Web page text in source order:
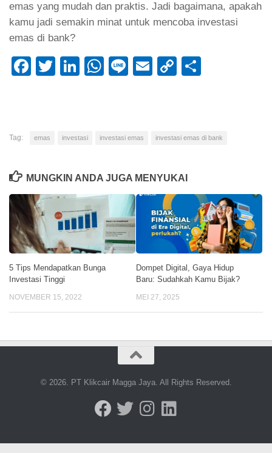
emas yang mudah dan praktis. Jadi bagaimana, apakah
kamu jadi semakin minat untuk mencoba investasi
emas di bank?
Facebook
TwitterLinkedIn
WhatsApp
LineEmailCopy
Tag: emas investasi investasi emas investasi emas di bank
MUNGKIN ANDA JUGA MENYUKAI
5 Tips Mendapatkan Bunga
Investasi Tinggi
NOVEMBER 15, 2022
Dompet Digital, Gaya Hidup
Baru: Sudahkah Kamu Bijak?
MEI 27, 2025
© 2026. PT Klikcair Magga Jaya. All Rights Reserved.